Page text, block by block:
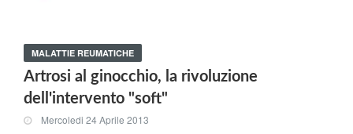
MALATTIE REUMATICHE
Artrosi al ginocchio, la rivoluzione
dell'intervento "soft"
Mercoledi 24 Aprile 2013